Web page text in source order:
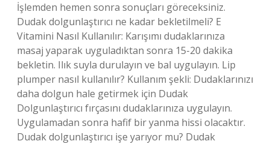
İşlemden hemen sonra sonuçları göreceksiniz.
Dudak dolgunlaştırıcı ne kadar bekletilmeli? E
Vitamini Nasıl Kullanılır: Karışımı dudaklarınıza
masaj yaparak uyguladıktan sonra 15-20 dakika
bekletin. Ilık suyla durulayın ve bal uygulayın. Lip
plumper nasıl kullanılır? Kullanım şekli: Dudaklarınızı
daha dolgun hale getirmek için Dudak
Dolgunlaştırıcı fırçasını dudaklarınıza uygulayın.
Uygulamadan sonra hafif bir yanma hissi olacaktır.
Dudak dolgunlaştırıcı işe yarıyor mu? Dudak